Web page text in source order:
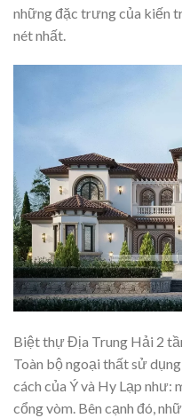
những đặc trưng của kiến
nét nhất.
Biệt thự Địa Trung Hải 2
Toàn bộ ngoại thất sử
cách của Ý và Hy Lạp như:
cổng vòm. Bên cạnh đó,